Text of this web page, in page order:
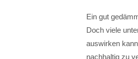
Ein gut
Doch viele
auswirken
nachhaltig zu